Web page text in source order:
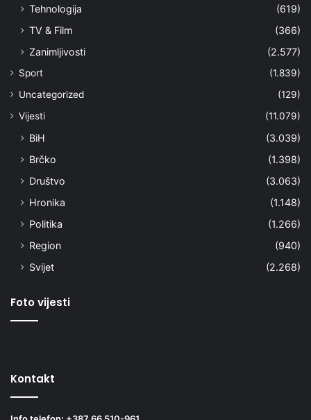
Tehnologija
(619)
TV & Film
(366)
Zanimljivosti
(2.577)
Sport
(1.839)
Uncategorized
(129)
Vijesti
(11.079)
BiH
(3.039)
Brčko
(1.398)
Društvo
(3.063)
Hronika
(1.148)
Politika
(1.266)
Region
(940)
Svijet
(2.268)
Foto vijesti
Kontakt